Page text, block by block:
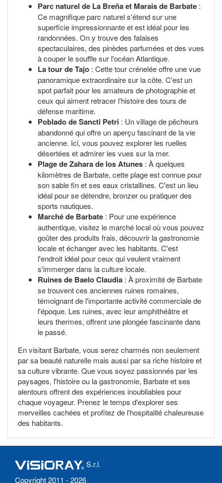
Parc naturel de La Breña et Marais de Barbate :
Ce magnifique parc naturel s'étend sur une
superficie impressionnante et est idéal pour les
randonnées. On y trouve des falaises
spectaculaires, des pinèdes parfumées et des vues
à couper le souffle sur l'océan Atlantique.
La tour de Tajo : Cette tour crénelée offre une vue
panoramique extraordinaire sur la côte. C'est un
spot parfait pour les amateurs de photographie et
ceux qui aiment retracer l'histoire des tours de
défense maritime.
Poblado de Sancti Petri : Un village de pêcheurs
abandonné qui offre un aperçu fascinant de la vie
ancienne. Ici, vous pouvez explorer les ruelles
désertées et admirer les vues sur la mer.
Plage de Zahara de los Atunes : À quelques
kilomètres de Barbate, cette plage est connue pour
son sable fin et ses eaux cristallines. C'est un lieu
idéal pour se détendre, bronzer ou pratiquer des
sports nautiques.
Marché de Barbate : Pour une expérience
authentique, visitez le marché local où vous pouvez
goûter des produits frais, découvrir la gastronomie
locale et échanger avec les habitants. C'est
l'endroit idéal pour ceux qui veulent vraiment
s'immerger dans la culture locale.
Ruines de Baelo Claudia : À proximité de Barbate
se trouvent ces anciennes ruines romaines,
témoignant de l'importante activité commerciale de
l'époque. Les ruines, avec leur amphithéâtre et
leurs thermes, offrent une plongée fascinante dans
le passé.
En visitant Barbate, vous serez charmés non seulement
par sa beauté naturelle mais aussi par sa riche histoire et
sa culture vibrante. Que vous soyez passionnés par les
paysages, l'histoire ou la gastronomie, Barbate et ses
alentours offrent des expériences inoubliables pour
chaque voyageur. Prenez le temps d'explorer ses
merveilles cachées et profitez de l'hospitalité chaleureuse
des habitants.
S.r.l.
Copyright 2011 - 2026